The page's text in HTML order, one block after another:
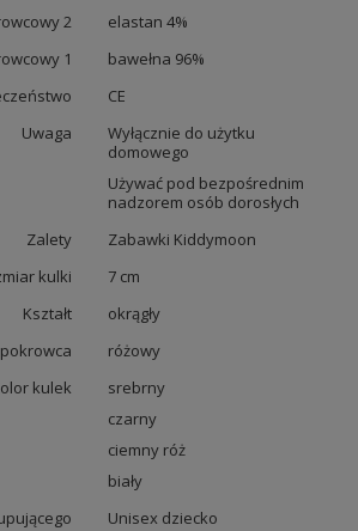
2
elastan 4%
1
bawełna 96%
CE
Uwaga
Wyłącznie do użytku
domowego
Używać pod bezpośrednim
nadzorem osób dorosłych
Zalety
Zabawki Kiddymoon
kulki
7 cm
Kształt
okrągły
różowy
kulek
srebrny
czarny
ciemny róż
biały
Unisex dziecko